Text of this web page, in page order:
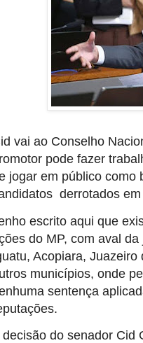
vai ao Conselho
pode fazer
jogar em público como
derrotados
escrito aqui que
do MP, com aval
Acopiara,
municípios, onde
sentença
decisão do senador Cid